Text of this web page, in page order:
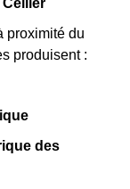
proximité du
produisent :
des